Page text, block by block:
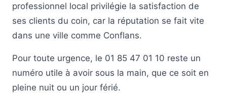
professionnel local privilégie la satisfaction de
ses clients du coin, car la réputation se fait vite
dans une ville comme Conflans.
Pour toute urgence, le 01 85 47 01 10 reste un
numéro utile à avoir sous la main, que ce soit en
pleine nuit ou un jour férié.